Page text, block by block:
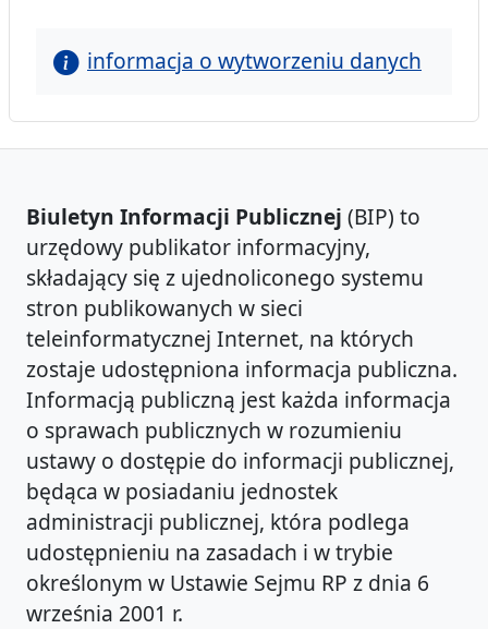
informacja o wytworzeniu danych
Biuletyn Informacji Publicznej (BIP) to
urzędowy publikator informacyjny,
składający się z ujednoliconego systemu
stron publikowanych w sieci
teleinformatycznej Internet, na których
zostaje udostępniona informacja publiczna.
Informacją publiczną jest każda informacja
o sprawach publicznych w rozumieniu
ustawy o dostępie do informacji publicznej,
będąca w posiadaniu jednostek
administracji publicznej, która podlega
udostępnieniu na zasadach i w trybie
określonym w Ustawie Sejmu RP z dnia 6
września 2001 r.